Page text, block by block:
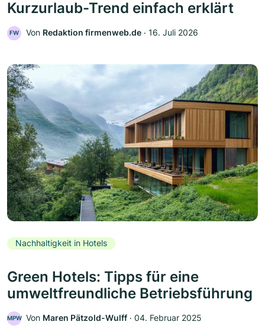
Kurzurlaub-Trend einfach erklärt
FW Von Redaktion firmenweb.de ‧ 16. Juli 2026
Nachhaltigkeit in Hotels
Green Hotels: Tipps für eine
umweltfreundliche Betriebsführung
MPW Von Maren Pätzold-Wulff ‧ 04. Februar 2025